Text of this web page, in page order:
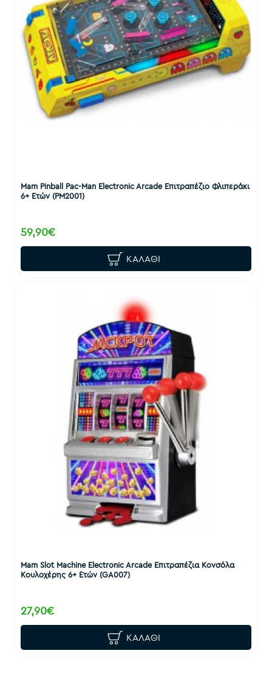
Mam Pinball Pac-Man Electronic Arcade Επιτραπέζιο Φλιπεράκι
6+ Ετών (PM2001)
59,90€
ΚΑΛΆΘΙ
Mam Slot Machine Electronic Arcade Επιτραπέζια Κονσόλα
Κουλοχέρης 6+ Ετών (GA007)
27,90€
ΚΑΛΆΘΙ